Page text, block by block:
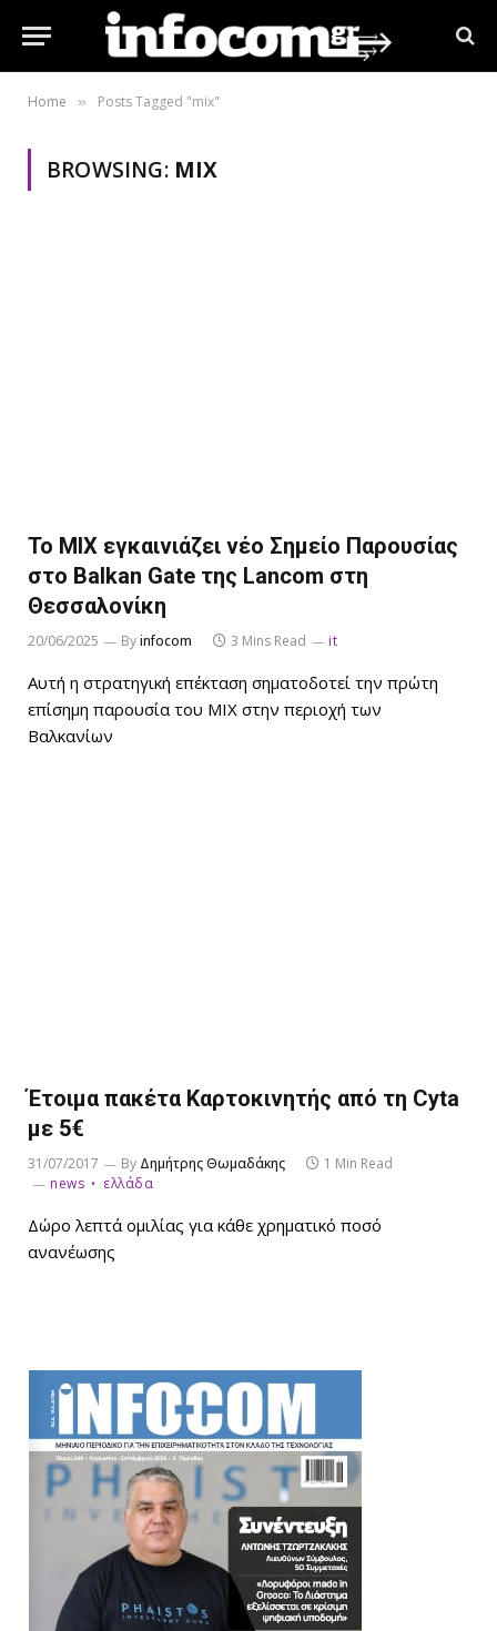
Home » Posts Tagged "mix"
BROWSING: MIX
Το MIX εγκαινιάζει νέο Σημείο Παρουσίας
στο Balkan Gate της Lancom στη
Θεσσαλονίκη
20/06/2025 Byinfocom 3 Mins Read it
Αυτή η στρατηγική επέκταση σηματοδοτεί την πρώτη
επίσημη παρουσία του MIX στην περιοχή των
Βαλκανίων
Έτοιμα πακέτα Καρτοκινητής από τη Cyta
με 5€
31/07/2017 By Δημήτρης Θωμαδάκης
1 Min Read
news
ελλάδα
Δώρο λεπτά ομιλίας για κάθε χρηματικό ποσό
ανανέωσης